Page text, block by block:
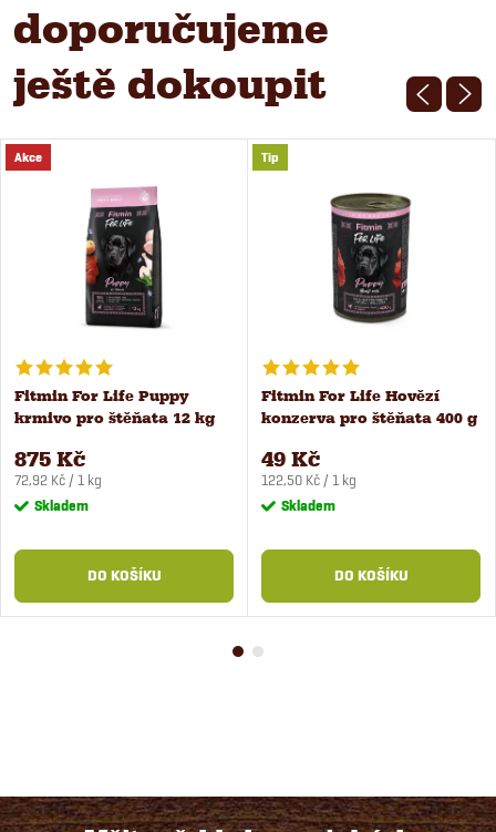
doporučujeme
ještě dokoupit
Akce
Fitmin For Life Puppy
krmivo pro štěňata 12 kg
875 Kč
Měrná
cena:
72,92 Kč / 1 kg
Skladem
DO KOŠÍKU
Tip
Fitmin For Life Hovězí
konzerva pro štěňata 400 g
49 Kč
Měrná
cena:
122,50 Kč / 1 kg
Skladem
DO KOŠÍKU